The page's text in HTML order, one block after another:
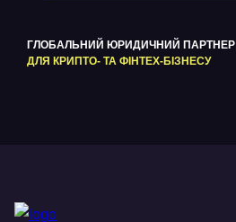
ГЛОБАЛЬНИЙ ЮРИДИЧНИЙ ПАРТНЕР
ДЛЯ КРИПТО- ТА ФІНТЕХ-БІЗНЕСУ